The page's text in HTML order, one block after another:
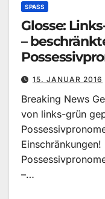
SPASS
Glosse:
–
15. JANUAR 2016
Breaking News
von links-grün
–…